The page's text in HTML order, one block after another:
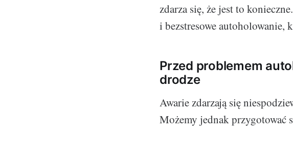
zdarza się, że jest to
i bezstresowe autoholowanie,
Przed problemem
drodze
Awarie zdarzają się
Możemy jednak przygotować